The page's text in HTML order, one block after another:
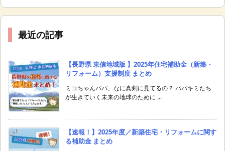
最近の記事
【長野県 東信地域版 】2025年住宅補助金（新築・
リフォーム）支援制度 まとめ
ミコちゃんパパ、なに真剣に見てるの？ パパキミたち
が生きていく未来の地球のために ...
【速報！】2025年度／新築住宅・リフォームに関す
る補助金 まとめ